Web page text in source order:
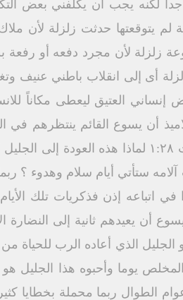
لكنه يجب أن يكلفني بعض
زلزلة لأن مجرد دفعه أو رفعة
أى إلى انقلاب باطني عنيف
العتيق ليعطى مكاناً
أن يسوع القائم ينتظرهم في
يذهبوا إلى الجليل هناك يرونني مت
آلامه ستأتي أيام سلام وهدوء ؟
في اتباعه إذن فذكريات تلك
أن يعيدهم ثانية إلى
الجليل الذي أعاده الرب
المخلص يوما وأحبوه هذا
الطوال ربما محملة بخطايا